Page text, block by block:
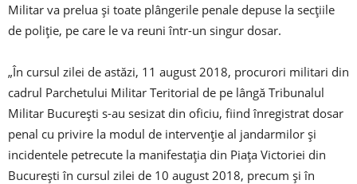
Militar va prelua şi toate plângerile penale depuse la secţiile
de poliţie, pe care le va reuni într-un singur dosar.
„În cursul zilei de astăzi, 11 august 2018, procurori militari din
cadrul Parchetului Militar Teritorial de pe lângă Tribunalul
Militar Bucureşti s-au sesizat din oficiu, fiind înregistrat dosar
penal cu privire la modul de intervenţie al jandarmilor şi
incidentele petrecute la manifestaţia din Piaţa Victoriei din
Bucureşti în cursul zilei de 10 august 2018, precum şi în